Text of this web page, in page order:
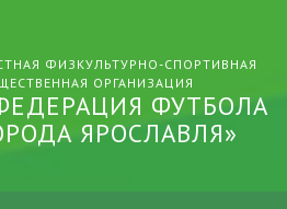
ФИЗКУЛЬТУРНО-СПОРТИВНАЯ
ОРГАНИЗАЦИЯ
ФУТБОЛА
ЯРОСЛАВЛЯ»